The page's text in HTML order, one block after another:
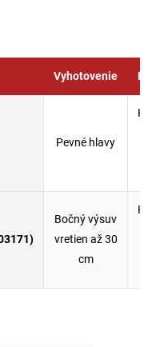
Vyhotovenie
Pevné hlavy
Bočný výsuv
vretien až 30
cm